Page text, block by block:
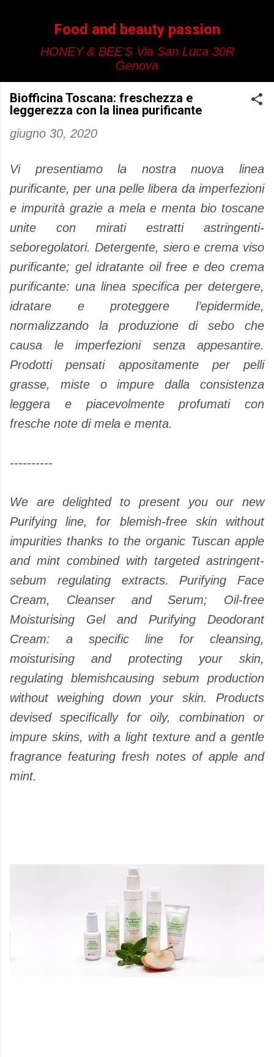
Food and beauty passion
HONEY & BEE'S Via San Luca 30R
Genova
Biofficina Toscana: freschezza e
leggerezza con la linea purificante
giugno 30, 2020
Vi presentiamo la nostra nuova linea
purificante, per una pelle libera da imperfezioni
e impurità grazie a mela e menta bio toscane
unite con mirati estratti astringenti-
seboregolatori. Detergente, siero e crema viso
purificante; gel idratante oil free e deo crema
purificante: una linea specifica per detergere,
idratare e proteggere l’epidermide,
normalizzando la produzione di sebo che
causa le imperfezioni senza appesantire.
Prodotti pensati appositamente per pelli
grasse, miste o impure dalla consistenza
leggera e piacevolmente profumati con
fresche note di mela e menta.
----------
We are delighted to present you our new
Purifying line, for blemish-free skin without
impurities thanks to the organic Tuscan apple
and mint combined with targeted astringent-
sebum regulating extracts. Purifying Face
Cream, Cleanser and Serum; Oil-free
Moisturising Gel and Purifying Deodorant
Cream: a specific line for cleansing,
moisturising and protecting your skin,
regulating blemishcausing sebum production
without weighing down your skin. Products
devised specifically for oily, combination or
impure skins, with a light texture and a gentle
fragrance featuring fresh notes of apple and
mint.